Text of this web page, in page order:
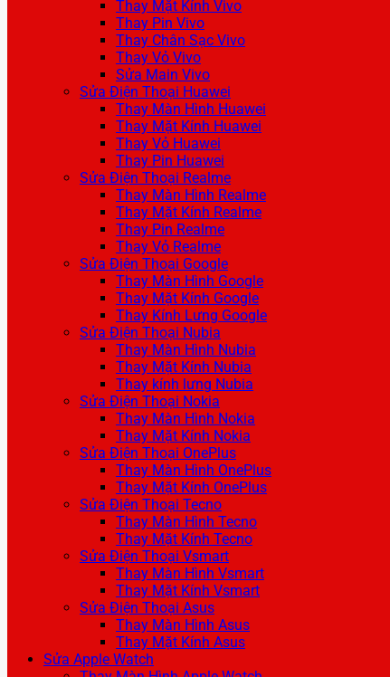
Thay Mặt Kính Vivo
Thay Pin Vivo
Thay Chân Sạc Vivo
Thay Vỏ Vivo
Sửa Main Vivo
Sửa Điện Thoại Huawei
Thay Màn Hình Huawei
Thay Mặt Kính Huawei
Thay Vỏ Huawei
Thay Pin Huawei
Sửa Điện Thoại Realme
Thay Màn Hình Realme
Thay Mặt Kính Realme
Thay Pin Realme
Thay Vỏ Realme
Sửa Điện Thoại Google
Thay Màn Hình Google
Thay Mặt Kính Google
Thay Kính Lưng Google
Sửa Điện Thoại Nubia
Thay Màn Hình Nubia
Thay Mặt Kính Nubia
Thay kính lưng Nubia
Sửa Điện Thoại Nokia
Thay Màn Hình Nokia
Thay Mặt Kính Nokia
Sửa Điện Thoại OnePlus
Thay Màn Hình OnePlus
Thay Mặt Kính OnePlus
Sửa Điện Thoại Tecno
Thay Màn Hình Tecno
Thay Mặt Kính Tecno
Sửa Điện Thoại Vsmart
Thay Màn Hình Vsmart
Thay Mặt Kính Vsmart
Sửa Điện Thoại Asus
Thay Màn Hình Asus
Thay Mặt Kính Asus
Sửa Apple Watch